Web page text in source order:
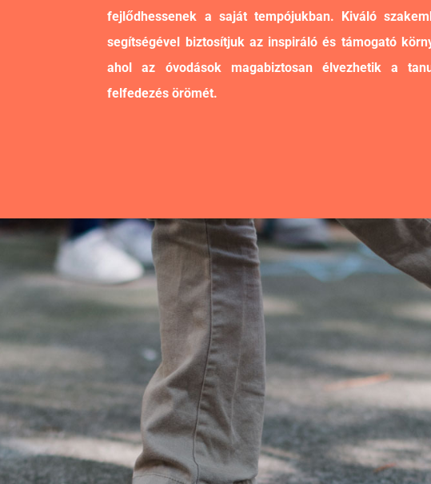
fejlődhessenek a saját tempójukban. Kiváló
segítségével biztosítjuk az inspiráló és támogató
ahol az óvodások magabiztosan élvezhetik a
felfedezés örömét.